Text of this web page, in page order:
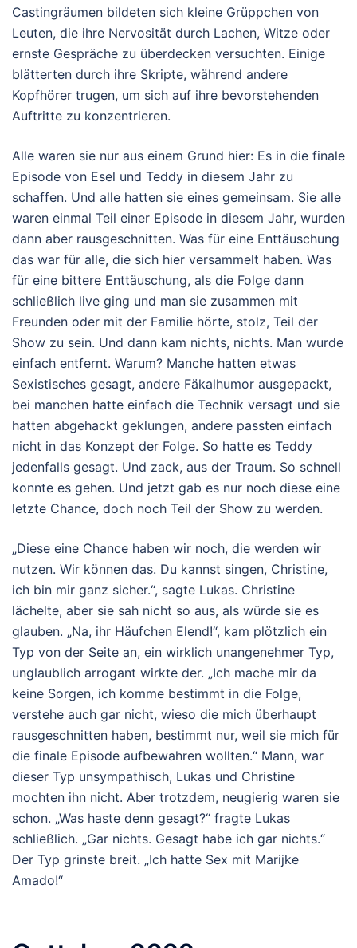
Castingräumen bildeten sich kleine Grüppchen von
Leuten, die ihre Nervosität durch Lachen, Witze oder
ernste Gespräche zu überdecken versuchten. Einige
blätterten durch ihre Skripte, während andere
Kopfhörer trugen, um sich auf ihre bevorstehenden
Auftritte zu konzentrieren.
Alle waren sie nur aus einem Grund hier: Es in die finale
Episode von Esel und Teddy in diesem Jahr zu
schaffen. Und alle hatten sie eines gemeinsam. Sie alle
waren einmal Teil einer Episode in diesem Jahr, wurden
dann aber rausgeschnitten. Was für eine Enttäuschung
das war für alle, die sich hier versammelt haben. Was
für eine bittere Enttäuschung, als die Folge dann
schließlich live ging und man sie zusammen mit
Freunden oder mit der Familie hörte, stolz, Teil der
Show zu sein. Und dann kam nichts, nichts. Man wurde
einfach entfernt. Warum? Manche hatten etwas
Sexistisches gesagt, andere Fäkalhumor ausgepackt,
bei manchen hatte einfach die Technik versagt und sie
hatten abgehackt geklungen, andere passten einfach
nicht in das Konzept der Folge. So hatte es Teddy
jedenfalls gesagt. Und zack, aus der Traum. So schnell
konnte es gehen. Und jetzt gab es nur noch diese eine
letzte Chance, doch noch Teil der Show zu werden.
„Diese eine Chance haben wir noch, die werden wir
nutzen. Wir können das. Du kannst singen, Christine,
ich bin mir ganz sicher.“, sagte Lukas. Christine
lächelte, aber sie sah nicht so aus, als würde sie es
glauben. „Na, ihr Häufchen Elend!“, kam plötzlich ein
Typ von der Seite an, ein wirklich unangenehmer Typ,
unglaublich arrogant wirkte der. „Ich mache mir da
keine Sorgen, ich komme bestimmt in die Folge,
verstehe auch gar nicht, wieso die mich überhaupt
rausgeschnitten haben, bestimmt nur, weil sie mich für
die finale Episode aufbewahren wollten.“ Mann, war
dieser Typ unsympathisch, Lukas und Christine
mochten ihn nicht. Aber trotzdem, neugierig waren sie
schon. „Was haste denn gesagt?“ fragte Lukas
schließlich. „Gar nichts. Gesagt habe ich gar nichts.“
Der Typ grinste breit. „Ich hatte Sex mit Marijke
Amado!“